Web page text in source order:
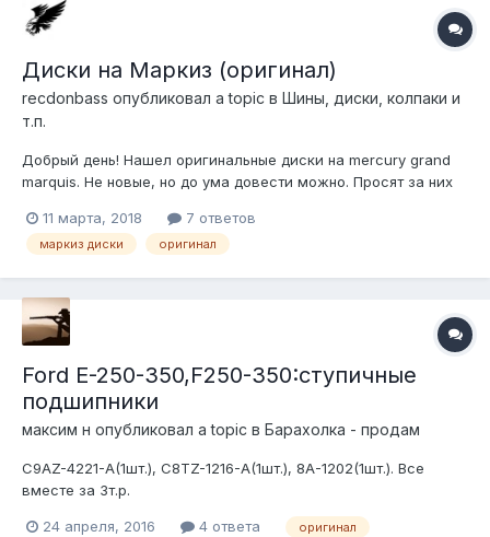
Диски на Маркиз (оригинал)
recdonbass опубликовал a topic в Шины, диски, колпаки и
т.п.
Добрый день! Нашел оригинальные диски на mercury grand
marquis. Не новые, но до ума довести можно. Просят за них
оригинал? (Не встречал такие просто) и какая им цена?
11 марта, 2018 7 ответов
маркиз диски оригинал
Ford E-250-350,F250-350:ступичные
подшипники
максим н опубликовал a topic в Барахолка - продам
C9AZ-4221-A(1шт.), C8TZ-1216-A(1шт.), 8A-1202(1шт.). Все
вместе за 3т.р.
24 апреля, 2016 4 ответа оригинал